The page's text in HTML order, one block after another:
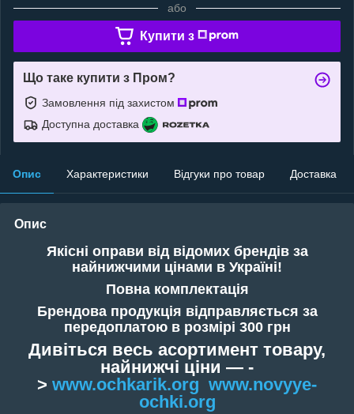
або
Купити з
Що таке купити з Пром?
Замовлення під захистом
Доступна доставка
Опис Характеристики Відгуки про товар Доставка
Опис
Якісні оправи від відомих брендів за
найнижчими цінами в Україні!
Повна комплектація
Брендова продукція відправляється за
передоплатою в розмірі 300 грн
Дивіться весь асортимент товару,
найнижчі ціни — -
> www.ochkarik.org www.novyye-
ochki.org